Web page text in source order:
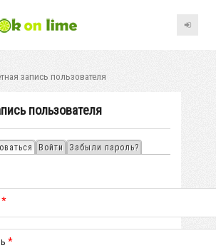
запись пользователя
пользователя
(активная вкладка)
Войти Забыли пароль?
*
*